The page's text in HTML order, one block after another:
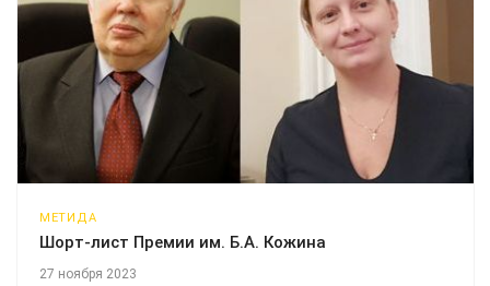
МЕТИДА
Шорт-лист Премии им. Б.А. Кожина
27 ноября 2023